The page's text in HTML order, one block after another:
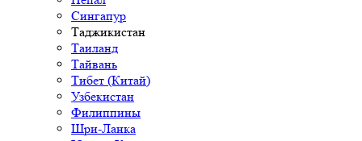
Сингапур
Таджикистан
Таиланд
Тайвань
Тибет (Китай)
Узбекистан
Филиппины
Шри-Ланка